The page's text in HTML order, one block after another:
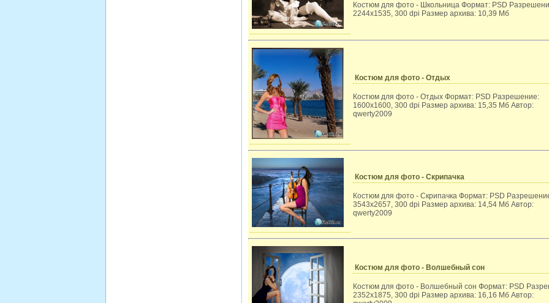
Костюм для фото - Школьница Формат: PSD
2244x1535, 300 dpi Размер архива: 10,39 Мб
Костюм для фото - Отдых
Костюм для фото - Отдых Формат: PSD Разрешение:
1600x1600, 300 dpi Размер архива: 15,35 Мб Автор:
qwerty2009
Костюм для фото - Скрипачка
Костюм для фото - Скрипачка Формат: PSD
3543x2657, 300 dpi Размер архива: 14,54 Мб Автор:
qwerty2009
Костюм для фото - Волшебный сон
Костюм для фото - Волшебный сон Формат: PSD
2352x1875, 300 dpi Размер архива: 16,16 Мб Автор: